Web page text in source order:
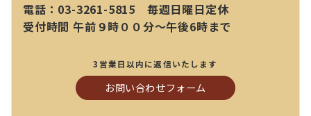
電話：03-3261-5815 毎週日曜日定休
受付時間 午前９時００分～午後6時まで
3営業日以内に返信いたします
お問い合わせフォーム